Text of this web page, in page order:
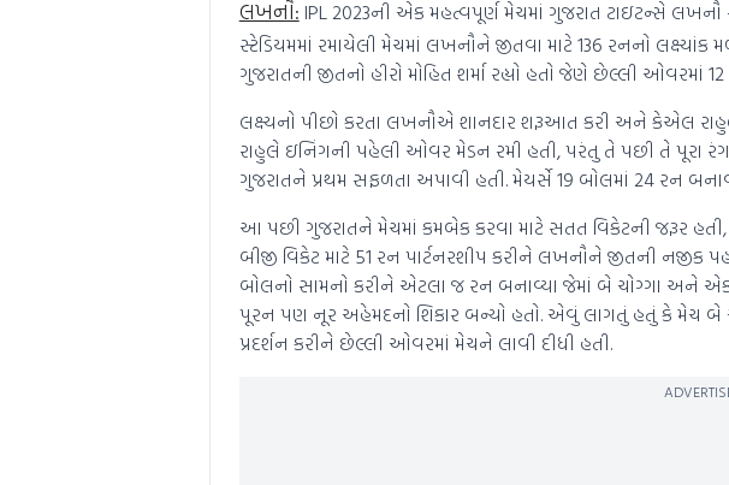
લખનૌ: IPL 2023ની એક મહત્વપૂર્ણ મેચમાં ગુજરાત ટાઇટન્સે
સ્ટેડિયમમાં રમાયેલી મેચમાં લખનૌને જીતવા માટે 136 રનનો
ગુજરાતની જીતનો હીરો મોહિત શર્મા રહ્યો હતો જેણે છેલ્લી ઓવરમાં
લક્ષ્યનો પીછો કરતા લખનૌએ શાનદાર શરૂઆત કરી અને કેએલ રાહુલે
રાહુલે ઇનિંગની પહેલી ઓવર મેડન રમી હતી, પરંતુ તે પછી તે પૂરા
ગુજરાતને પ્રથમ સફળતા અપાવી હતી. મેયર્સે 19 બોલમાં 24 રન
આ પછી ગુજરાતને મેચમાં કમબેક કરવા માટે સતત વિકેટની જરૂર
બીજી વિકેટ માટે 51 રન પાર્ટનરશીપ કરીને લખનૌને જીતની
બોલનો સામનો કરીને એટલા જ રન બનાવ્યા જેમાં બે ચોગ્ગા અને
પૂરન પણ નૂર અહેમદનો શિકાર બન્યો હતો. એવું લાગતું હતું કે મેચ
પ્રદર્શન કરીને છેલ્લી ઓવરમાં મેચને લાવી દીધી હતી.